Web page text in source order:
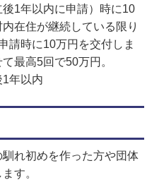
1年以内に申請）時に10
在住が継続している限り
請時に10万円を交付しま
最高5回で50万円。
年以内
れ初めを作った方や団体
す。